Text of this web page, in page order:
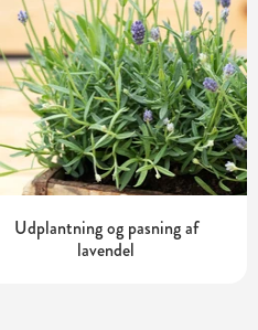
Udplantning og pasning af
lavendel